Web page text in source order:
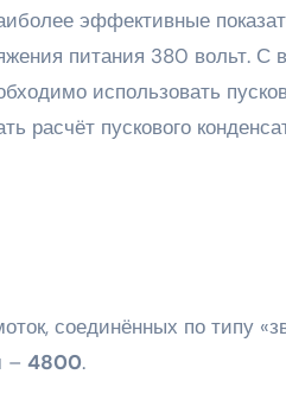
эффективные
питания 380 вольт. С
использовать
расчёт пускового
соединённых по типу
– 4800.